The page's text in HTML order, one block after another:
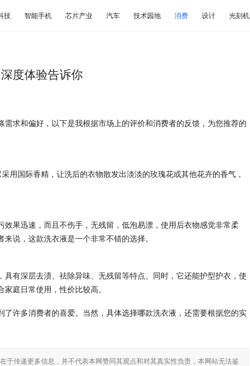
技 智能手机 芯片产业 汽车 技术园地 消费 设计 光刻机
度体验告诉你
需求和偏好，以下是我根据市场上的评价和消费者的反馈，为您推荐的
用国际香精，让洗后的衣物散发出淡淡的玫瑰花或其他花卉的香气，
果迅速，而且不伤手，无残留，低泡易漂，使用后衣物感觉非常柔
说，这款洗衣液是一个非常不错的选择。
有深层去渍、祛除异味、无残留等特点。同时，它还能护型护衣，使
庭日常使用，性价比较高。
了许多消费者的喜爱。当然，具体选择哪款洗衣液，还需要根据您的实
于传递更多信息，并不代表本网赞同其观点和对其真实性负责，本网站无法鉴